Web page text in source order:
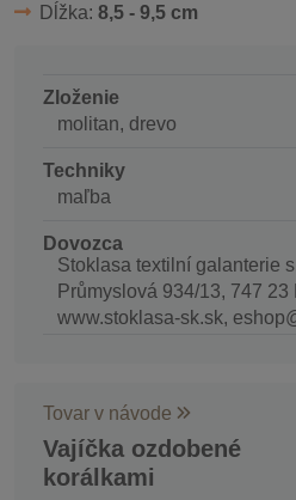
Dĺžka: 8,5 - 9,5 cm
Zloženie
molitan, drevo
Techniky
maľba
Dovozca
Stoklasa textilní galanterie
Průmyslová 934/13, 747 23
www.stoklasa-sk.sk,
Tovar v návode
Vajíčka ozdobené
korálkami